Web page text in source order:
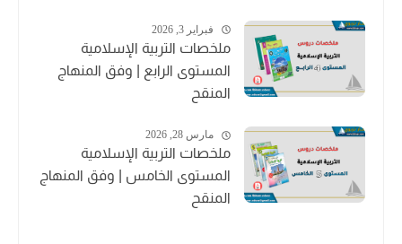
فبراير 3, 2026
ملخصات التربية الإسلامية
المستوى الرابع | وفق المنهاج
المنقح
مارس 28, 2026
ملخصات التربية الإسلامية
المستوى الخامس | وفق المنهاج
المنقح